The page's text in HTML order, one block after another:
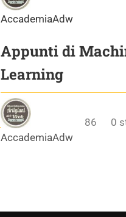
AccademiaAdw
Appunti di
Learning
AccademiaAdw
86 0